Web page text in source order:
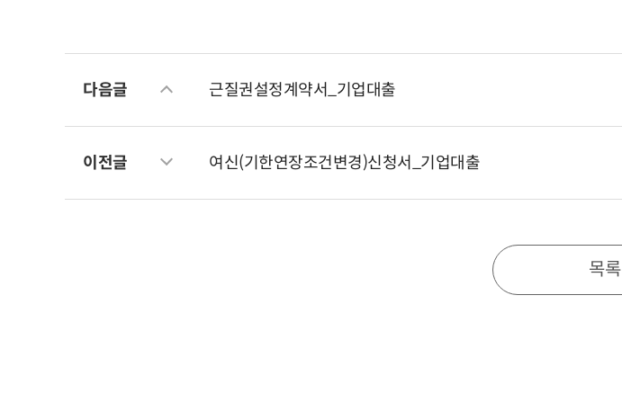
다음글 근질권설정계약서_기업대출
이전글 여신(기한연장조건변경)신청서_기업대출
목록